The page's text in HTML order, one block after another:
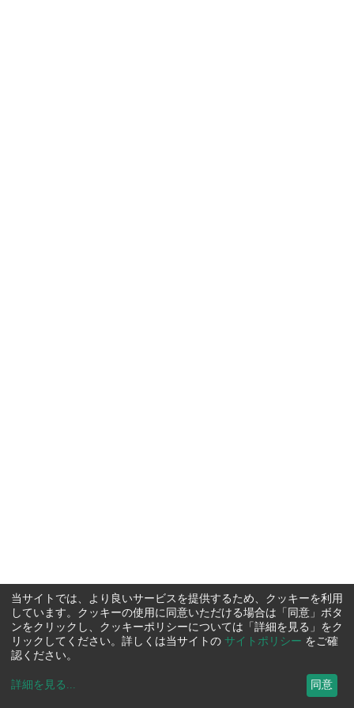
当サイトでは、より良いサービスを提供するため、クッキーを利用
しています。クッキーの使用に同意いただける場合は「同意」ボタ
ンをクリックし、クッキーポリシーについては「詳細を見る」をク
リックしてください。詳しくは当サイトの サイトポリシー をご確
認ください。
詳細を見る ... 同意